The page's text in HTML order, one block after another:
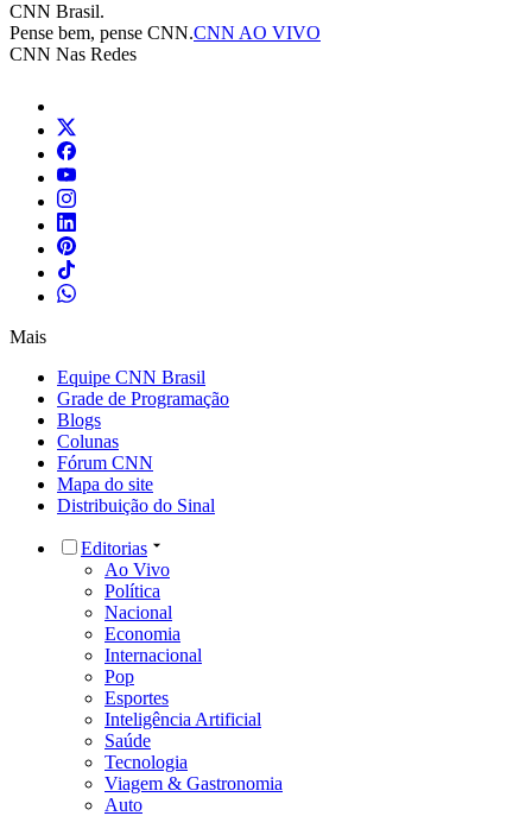
CNN Brasil.
Pense bem, pense CNN.CNN AO VIVO
CNN Nas Redes
Mais
Equipe CNN Brasil
Grade de Programação
Blogs
Colunas
Fórum CNN
Mapa do site
Distribuição do Sinal
Editorias
Ao Vivo
Política
Nacional
Economia
Internacional
Pop
Esportes
Inteligência Artificial
Saúde
Tecnologia
Viagem & Gastronomia
Auto